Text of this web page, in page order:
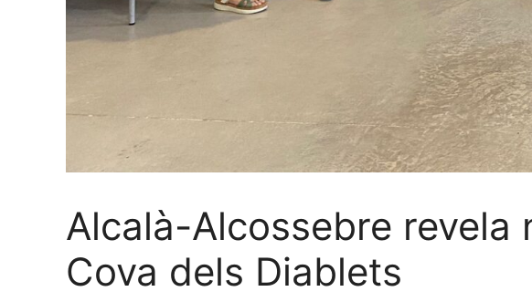
Alcalà-Alcossebre revela
Cova dels Diablets